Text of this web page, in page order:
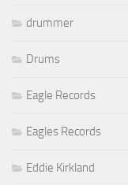
drummer
Drums
Eagle Records
Eagles Records
Eddie Kirkland